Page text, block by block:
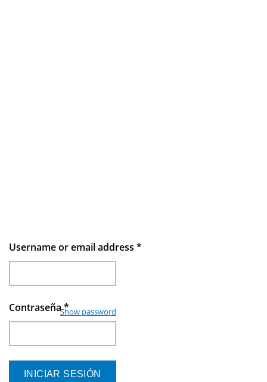
Username or email address *
Contraseña*
Show password